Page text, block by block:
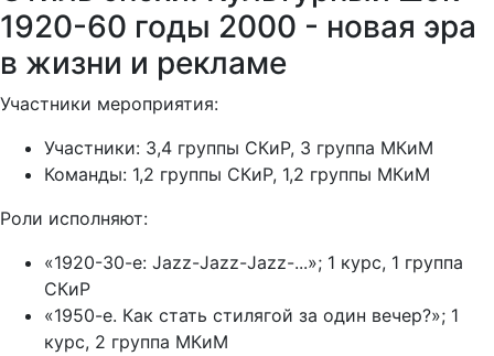
1920-60 годы 2000 - новая эра
в жизни и рекламе
Участники мероприятия:
Участники: 3,4 группы СКиР, 3 группа МКиМ
Команды: 1,2 группы СКиР, 1,2 группы МКиМ
Роли исполняют:
«1920-30-е: Jazz-Jazz-Jazz-...»; 1 курс, 1 группа
СКиР
«1950-е. Как стать стилягой за один вечер?»; 1
курс, 2 группа МКиМ